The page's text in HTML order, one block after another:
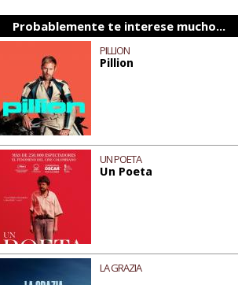
Probablemente te interese mucho...
PILLION
Pillion
UN POETA
Un Poeta
LA GRAZIA